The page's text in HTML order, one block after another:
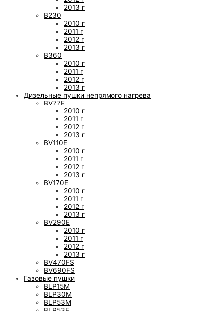
2013 г
B230
2010 г
2011 г
2012 г
2013 г
B360
2010 г
2011 г
2012 г
2013 г
Дизельные пушки непрямого нагрева
BV77E
2010 г
2011 г
2012 г
2013 г
BV110E
2010 г
2011 г
2012 г
2013 г
BV170E
2010 г
2011 г
2012 г
2013 г
BV290E
2010 г
2011 г
2012 г
2013 г
BV470FS
BV690FS
Газовые пушки
BLP15M
BLP30M
BLP53M